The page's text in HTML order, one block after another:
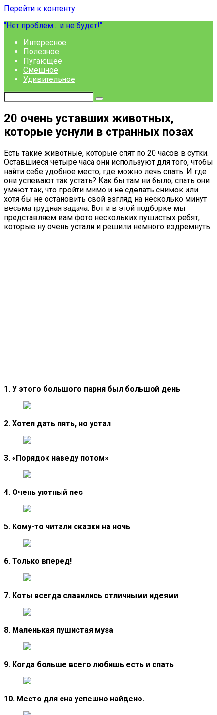
Перейти к контенту
"Нет проблем... и не будет!"
Интересное
Полезное
Пугающее
Смешное
Удивительное
20 очень уставших животных,
которые уснули в странных позах
Есть такие животные, которые спят по 20 часов в сутки.
Оставшиеся четыре часа они используют для того, чтобы
найти себе удобное место, где можно лечь спать. И где
они успевают так устать? Как бы там ни было, спать они
умеют так, что пройти мимо и не сделать снимок или
хотя бы не остановить свой взгляд на несколько минут
весьма трудная задача. Вот и в этой подборке мы
представляем вам фото нескольких пушистых ребят,
которые ну очень устали и решили немного вздремнуть.
1. У этого большого парня был большой день
2. Хотел дать пять, но устал
3. «Порядок наведу потом»
4. Очень уютный пес
5. Кому-то читали сказки на ночь
6. Только вперед!
7. Коты всегда славились отличными идеями
8. Маленькая пушистая муза
9. Когда больше всего любишь есть и спать
10. Место для сна успешно найдено.